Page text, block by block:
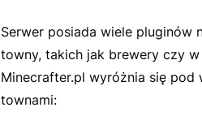
Serwer posiada wiele pluginów
towny, takich jak brewery czy
Minecrafter.pl wyróżnia się
townami: